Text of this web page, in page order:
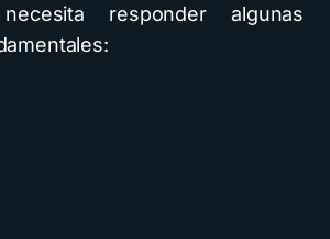
responder algunas